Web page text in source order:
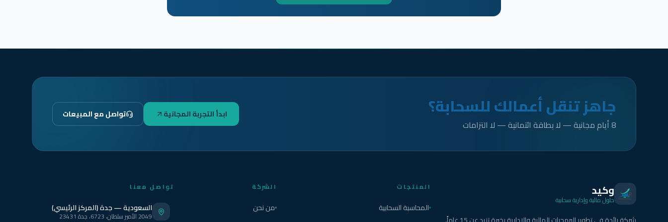
جاهز تنقل أعمالك للسحابة؟
8 أيام مجانية — لا بطاقة ائتمانية — لا التزامات
ابدأ التجربة المجانية تواصل مع المبيعات
وكيد
حلول مالية وإدارية سحابية
المنتجات
المحاسبة السحابية
الشركة
من نحن
تواصل معنا
السعودية — جدة (المركز الرئيسي)
2049 الأمير سلطان، 6723، جدة 23431